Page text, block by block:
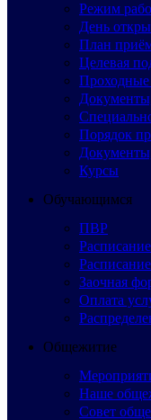
Режим
День
План
Целевая
Порядок
Курсы
Обучающимся
ПВР
Заочная
Оплата
Общежитие
Наше
Совет